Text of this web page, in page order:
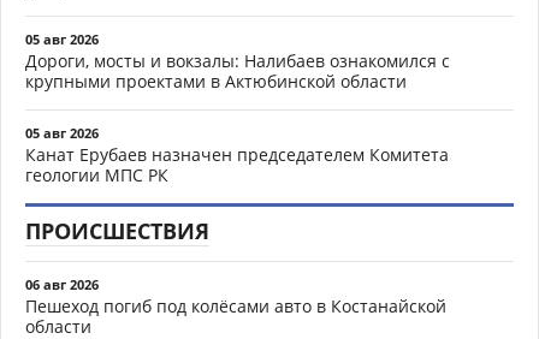
05 авг 2026
Дороги, мосты и вокзалы: Налибаев ознакомился с
крупными проектами в Актюбинской области
05 авг 2026
Канат Ерубаев назначен председателем Комитета
геологии МПС РК
ПРОИСШЕСТВИЯ
06 авг 2026
Пешеход погиб под колёсами авто в Костанайской
области